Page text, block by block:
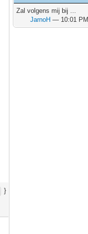
}
Zal volgens mij bij ...
JarnoH — 10:01 PM